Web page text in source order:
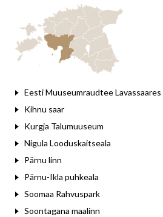
Eesti Muuseumraudtee Lavassaares
Kihnu saar
Kurgja Talumuuseum
Nigula Looduskaitseala
Pärnu linn
Pärnu-Ikla puhkeala
Soomaa Rahvuspark
Soontagana maalinn